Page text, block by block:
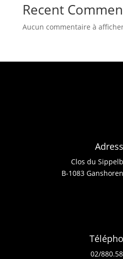
Recent
Aucun commentaire à
Clos du
B-1083
02/